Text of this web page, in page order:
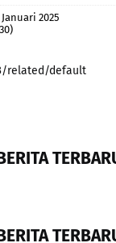
Januari 2025
related/default